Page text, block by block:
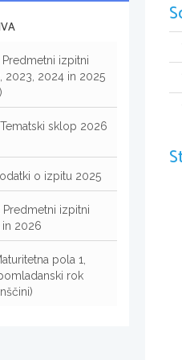
Predmetni izpitni
2023, 2024 in 2025
sklop 2026
o izpitu 2025
Predmetni izpitni
in 2026
pola 1,
rok